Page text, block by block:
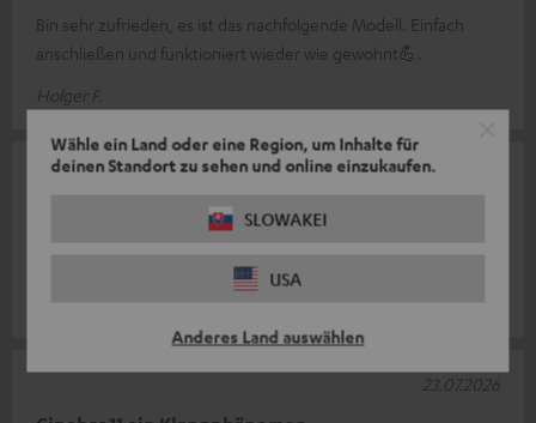
Wähle ein Land oder eine Region, um Inhalte für
deinen Standort zu sehen und online einzukaufen.
SLOWAKEI
USA
Anderes Land auswählen
Bin sehr zufrieden, es ist das nachfolgende Modell. Einfach
anschließen und funktioniert wieder wie gewohnt💪.
Holger F.
Ein fantastisch schöner Klang und so einfach zu installieren
01.08.2026
23.07.2026